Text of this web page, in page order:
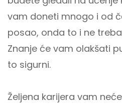
vam doneti mnogo i od
posao, onda to i ne
Znanje će vam olakšati
to sigurni.
Željena karijera vam